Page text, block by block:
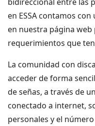
en ESSA contamos
en nuestra página
requerimientos que
La comunidad con
acceder de forma
de señas, a través de
conectado a internet,
personales y el